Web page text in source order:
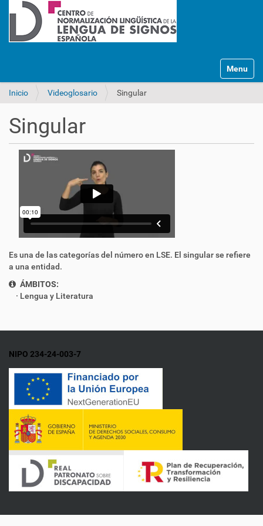
Mostrar/
Inicio Videoglosario Singular
Singular
Es una de las categorías del númeroen LSE. El singular se refiere
a una entidad.
ÁMBITOS:
Lengua y Literatura
NIPO 234-24-003-7